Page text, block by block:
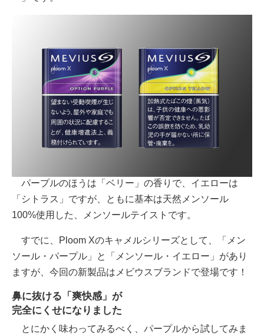
パープルのほうは「ベリー」の香りで、イエローは
「シトラス」ですが、ともに基本は天然メンソール
100%使用した、メンソールテイストです。
すでに、Ploom Xのキャメルシリーズとして、「メン
ソール・パープル」と「メンソール・イエロー」があり
ますが、今回の新製品はメビウスブランドで登場です！
鼻に抜ける「爽快感」が
完全にくせになりました
とにかく味わってみるべく、パープルから試してみま